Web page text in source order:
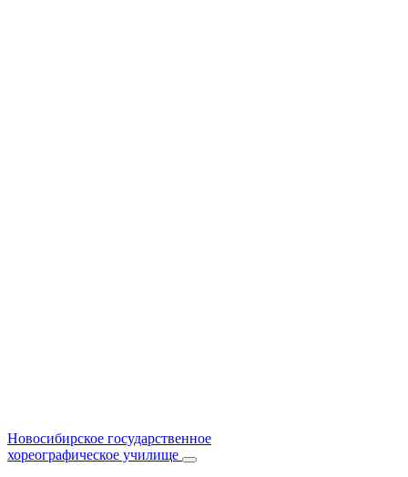
Новосибирское государственное
хореографическое училище